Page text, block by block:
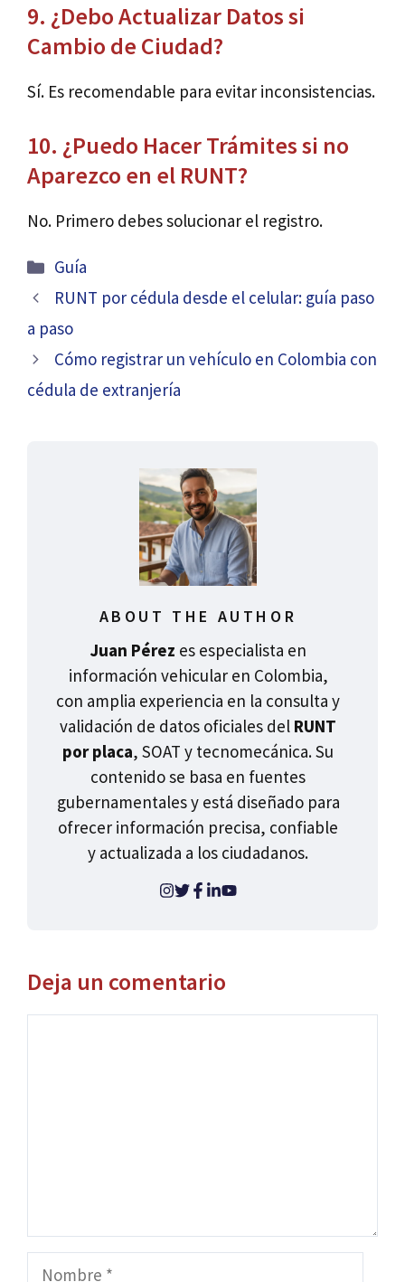
9. ¿Debo Actualizar Datos si
Cambio de Ciudad?
Sí. Es recomendable para evitar inconsistencias.
10. ¿Puedo Hacer Trámites si no
Aparezco en el RUNT?
No. Primero debes solucionar el registro.
Categorías
Guía
RUNT por cédula desde el celular: guía paso
a paso
Cómo registrar un vehículo en Colombia con
cédula de extranjería
ABOUT THE AUTHOR
Juan Pérez es especialista en
información vehicular en Colombia,
con amplia experiencia en la consulta y
validación de datos oficiales del RUNT
por placa, SOAT y tecnomecánica. Su
contenido se basa en fuentes
gubernamentales y está diseñado para
ofrecer información precisa, confiable
y actualizada a los ciudadanos.
Deja un comentario
Nombre